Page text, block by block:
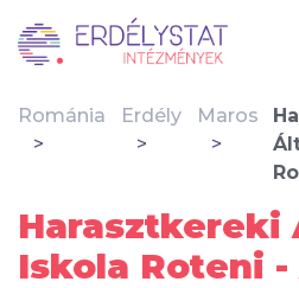
Románia Erdély Maros
Harasztkereki
Iskola Roteni